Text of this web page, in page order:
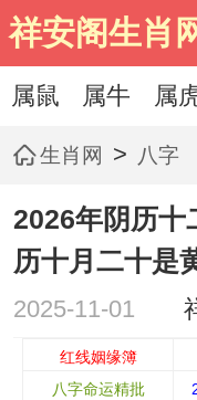
祥安阁生肖
属鼠 属牛 属
生肖网 > 八字
2026年阴历十
历十月二十是
2025-11-01
红线姻缘簿
八字命运精批